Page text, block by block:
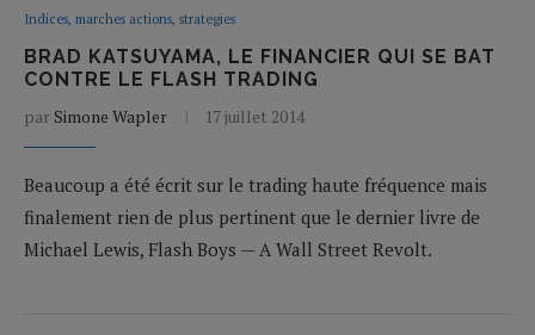
Indices, marches actions, strategies
BRAD KATSUYAMA, LE FINANCIER QUI SE BAT
CONTRE LE FLASH TRADING
par Simone Wapler 17 juillet 2014
Beaucoup a été écrit sur le trading haute fréquence mais
finalement rien de plus pertinent que le dernier livre de
Michael Lewis, Flash Boys — A Wall Street Revolt.